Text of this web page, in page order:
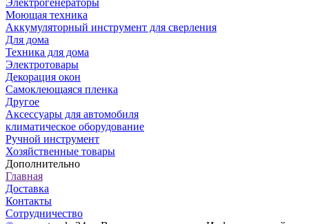
Моющая техника
Аккумуляторный инструмент для сверления
Для дома
Техника для дома
Электротовары
Декорация окон
Самоклеющаяся пленка
Другое
Аксессуары для автомобиля
климатическое оборудование
Ручной инструмент
Хозяйственные товары
Дополнительно
Главная
Доставка
Контакты
Сотрудничество